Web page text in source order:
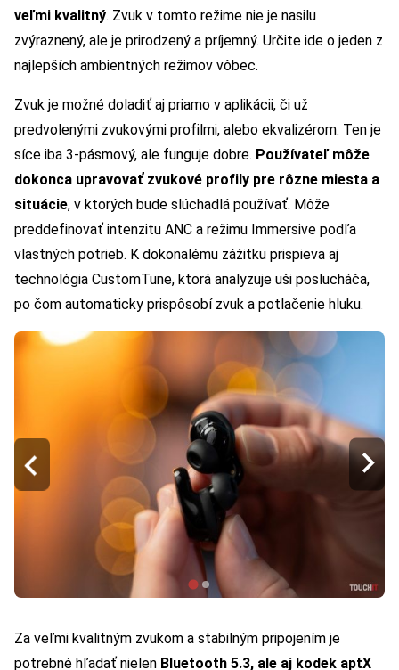
veľmi kvalitný. Zvuk v tomto režime nie je nasilu
zvýraznený, ale je prirodzený a príjemný. Určite ide o jeden z
najlepších ambientných režimov vôbec.
Zvuk je možné doladiť aj priamo v aplikácii, či už
predvolenými zvukovými profilmi, alebo ekvalizérom. Ten je
síce iba 3-pásmový, ale funguje dobre. Používateľ môže
dokonca upravovať zvukové profily pre rôzne miesta a
situácie, v ktorých bude slúchadlá používať. Môže
preddefinovať intenzitu ANC a režimu Immersive podľa
vlastných potrieb. K dokonalému zážitku prispieva aj
technológia CustomTune, ktorá analyzuje uši poslucháča,
po čom automaticky prispôsobí zvuk a potlačenie hluku.
Za veľmi kvalitným zvukom a stabilným pripojením je
potrebné hľadať nielen Bluetooth 5.3, ale aj kodek aptX